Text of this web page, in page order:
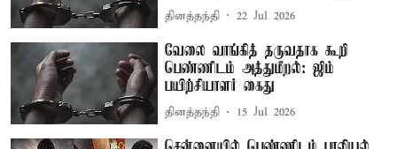
தினத்தந்தி 22 Jul 2026
வேலை வாங்கித் தருவதாக கூறி
பெண்ணிடம் அத்துமீறல்: ஜிம்
பயிற்சியாளர் கைது
தினத்தந்தி 15 Jul 2026